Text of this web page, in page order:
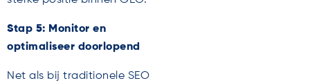
Stap 5: Monitor en
optimaliseer doorlopend
Net als bij traditionele SEO